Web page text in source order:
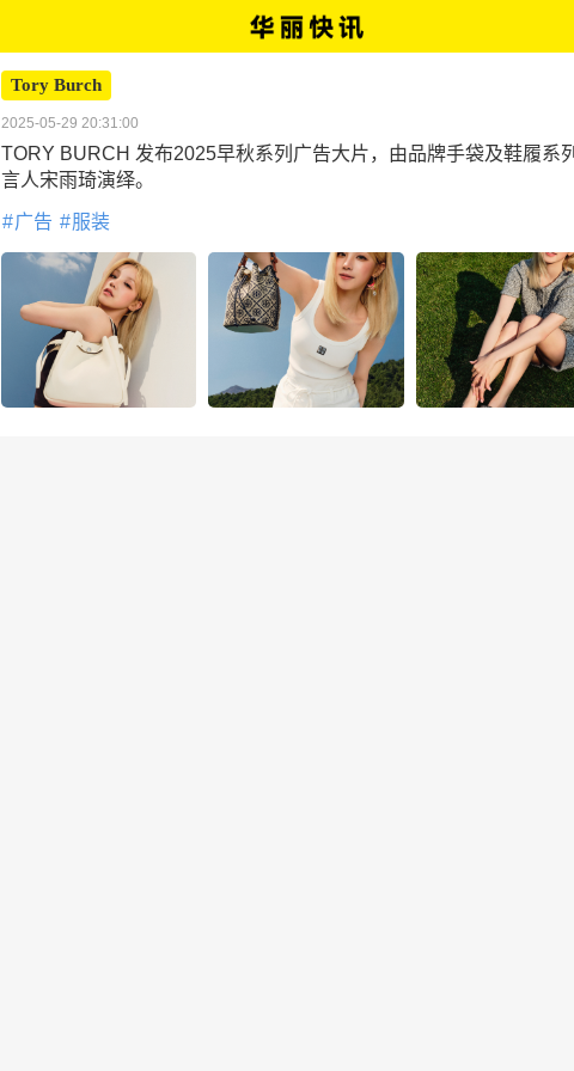
Tory Burch
2025-05-29 20:31:00
TORY BURCH 发布2025早秋系列广告大片，由品牌手袋及鞋履系
言人宋雨琦演绎。
广告 服装